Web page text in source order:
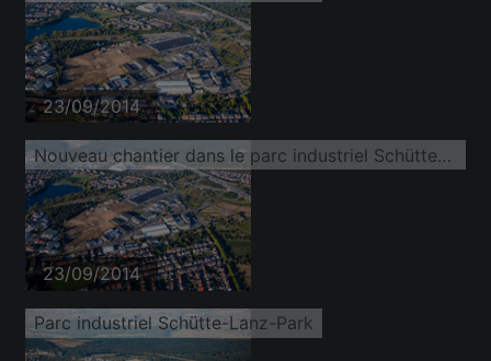
23/09/2014
Nouveau chantier dans le parc industriel Schütte-Lanz-Park
23/09/2014
Parc industriel Schütte-Lanz-Park